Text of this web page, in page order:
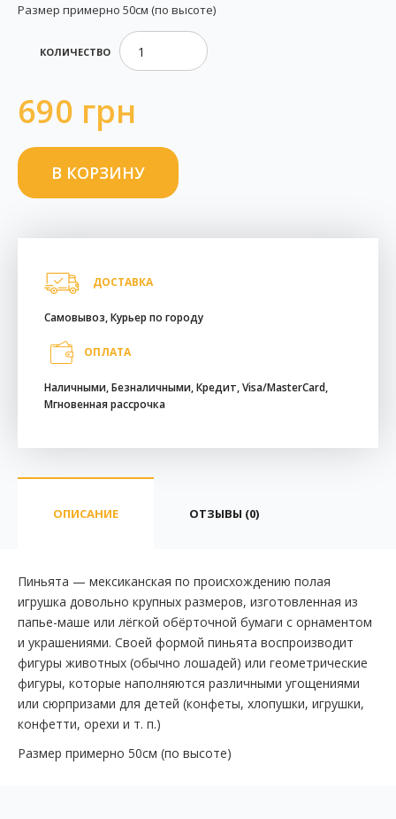
Размер примерно 50см (по высоте)
КОЛИЧЕСТВО
690 грн
ДОСТАВКА
Самовывоз, Курьер по городу
ОПЛАТА
Наличными, Безналичными, Кредит, Visa/MasterCard,
Мгновенная рассрочка
ОПИСАНИЕ ОТЗЫВЫ (0)
Пиньята — мексиканская по происхождению полая
игрушка довольно крупных размеров, изготовленная из
папье-маше или лёгкой обёрточной бумаги с орнаментом
и украшениями. Своей формой пиньята воспроизводит
фигуры животных (обычно лошадей) или геометрические
фигуры, которые наполняются различными угощениями
или сюрпризами для детей (конфеты, хлопушки, игрушки,
конфетти, орехи и т. п.)
Размер примерно 50см (по высоте)